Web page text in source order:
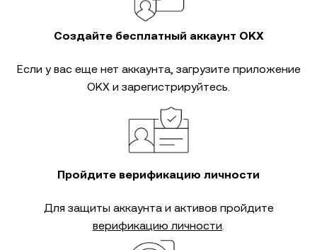
Создайте бесплатный аккаунт OKX
Если у вас еще нет аккаунта, загрузите приложение
OKX и зарегистрируйтесь.
Пройдите верификацию личности
Для защиты аккаунта и активов пройдите
верификацию личности.